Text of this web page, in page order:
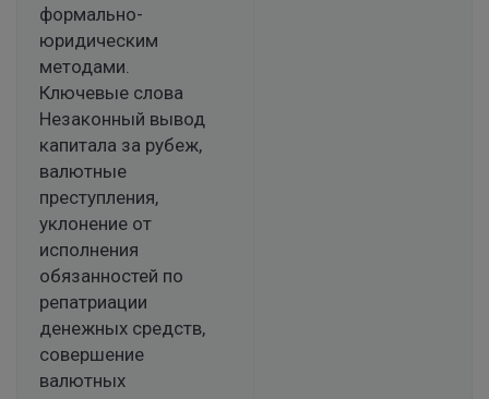
формально-
юридическим
методами.
Ключевые слова
Незаконный вывод
капитала за рубеж,
валютные
преступления,
уклонение от
исполнения
обязанностей по
репатриации
денежных средств,
совершение
валютных